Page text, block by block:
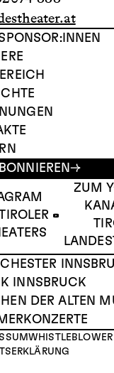
ZUM
INNSBRUCK
DER ALTEN
WHISTLEBLOWER